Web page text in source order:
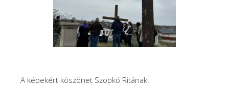
A képekért köszönet Szopkó Ritának.